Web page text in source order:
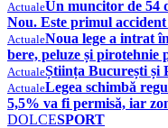
ActualeUn muncitor de 54
Nou. Este primul
ActualeNoua lege a intrat
bere, peluze și pirotehnie
ActualeȘtiința București și
ActualeLegea schimbă
5,5% va fi permisă, iar
DOLCESPORT